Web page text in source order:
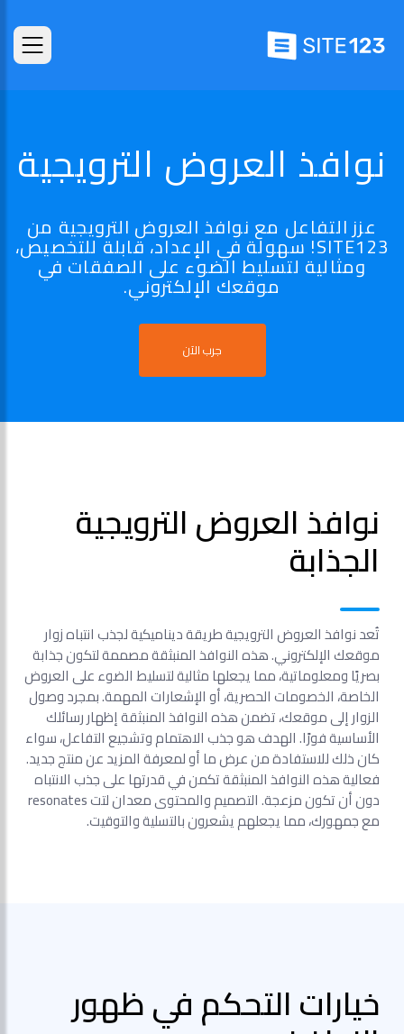
نوافذ العروض الترويجية
عزز التفاعل مع نوافذ العروض الترويجية من
SITE123! سهولة في الإعداد، قابلة للتخصيص،
ومثالية لتسليط الضوء على الصفقات في
موقعك الإلكتروني.
جرب الآن
نوافذ العروض الترويجية
الجذابة
تُعد نوافذ العروض الترويجية طريقة ديناميكية لجذب انتباه زوار
موقعك الإلكتروني. هذه النوافذ المنبثقة مصممة لتكون جذابة
بصريًا ومعلوماتية، مما يجعلها مثالية لتسليط الضوء على العروض
الخاصة، الخصومات الحصرية، أو الإشعارات المهمة. بمجرد وصول
الزوار إلى موقعك، تضمن هذه النوافذ المنبثقة إظهار رسائلك
الأساسية فورًا. الهدف هو جذب الاهتمام وتشجيع التفاعل، سواء
كان ذلك للاستفادة من عرض ما أو لمعرفة المزيد عن منتج جديد.
فعالية هذه النوافذ المنبثقة تكمن في قدرتها على جذب الانتباه
دون أن تكون مزعجة. التصميم والمحتوى معدان لتت resonates
مع جمهورك، مما يجعلهم يشعرون بالتسلية والتوقيت.
خيارات التحكم في ظهور